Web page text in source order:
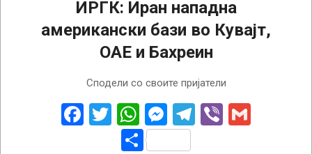
ИРГК: Иран нападна
американски бази во Кувајт,
ОАЕ и Бахреин
Сподели со своите пријатели
Facebook
Twitter
WhatsApp
Messenger
Telegram
Viber
Share